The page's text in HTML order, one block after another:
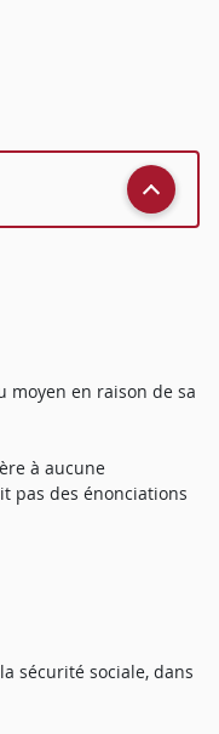
moyen en raison de sa
à aucune
pas des énonciations
sécurité sociale, dans